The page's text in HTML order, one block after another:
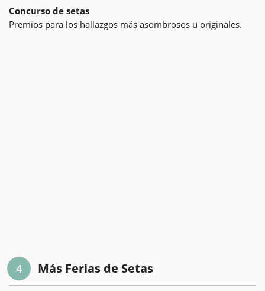
Concurso de setas
Premios para los hallazgos más asombrosos u originales.
4 Más Ferias de Setas